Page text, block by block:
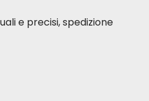
e precisi, spedizione